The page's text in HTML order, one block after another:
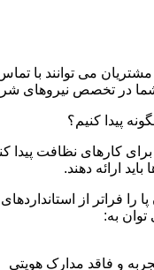
می توانند با
شما در تخصص نیروهای
پیدا کنیم؟
کارهای نظافت
ارائه دهند.
فراتر از
به:
و فاقد مدارک هویتی